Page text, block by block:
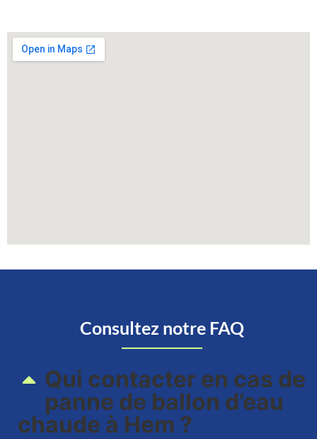
Consultez notre FAQ
Qui contacter en cas de
panne de ballon d’eau
chaude à Hem ?